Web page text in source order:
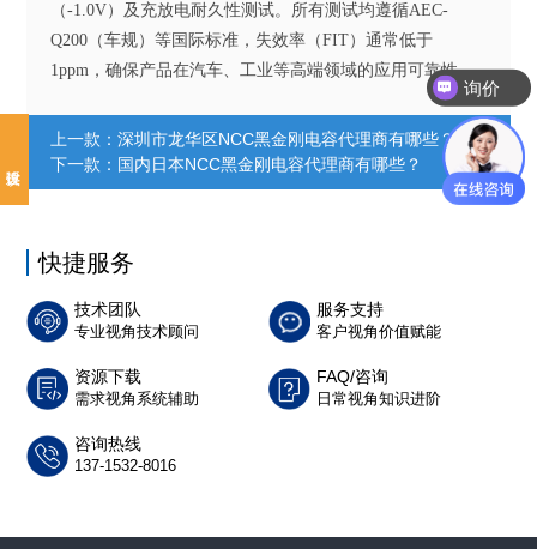
（-1.0V）及充放电耐久性测试。所有测试均遵循AEC-
Q200（车规）等国际标准，失效率（FIT）通常低于
1ppm，确保产品在汽车、工业等高端领域的应用可靠性。
上一款：深圳市龙华区NCC黑金刚电容代理商有哪些？
下一款： 国内日本NCC黑金刚电容代理商有哪些？
快捷服务
技术团队
专业视角技术顾问
服务支持
客户视角价值赋能
资源下载
需求视角系统辅助
FAQ/咨询
日常视角知识进阶
咨询热线
137-1532-8016
询价